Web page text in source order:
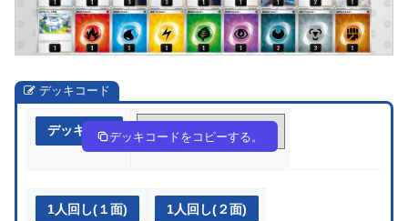
デッキコード
デッキ作成 4488c8-Id0e2E-aD4Kcx
デッキコードをコピーする。
1人回し(１面) 1人回し(２面)